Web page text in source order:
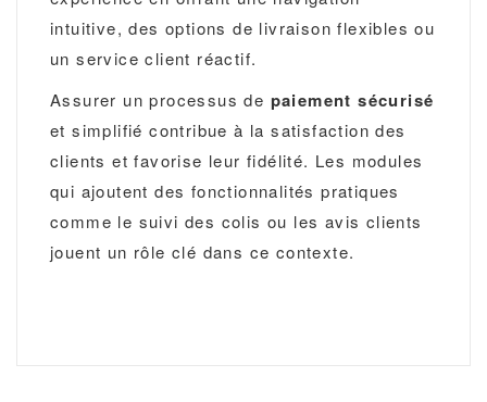
intuitive, des options de livraison flexibles ou
un service client réactif.
Assurer un processus de paiement sécurisé
et simplifié contribue à la satisfaction des
clients et favorise leur fidélité. Les modules
qui ajoutent des fonctionnalités pratiques
comme le suivi des colis ou les avis clients
jouent un rôle clé dans ce contexte.